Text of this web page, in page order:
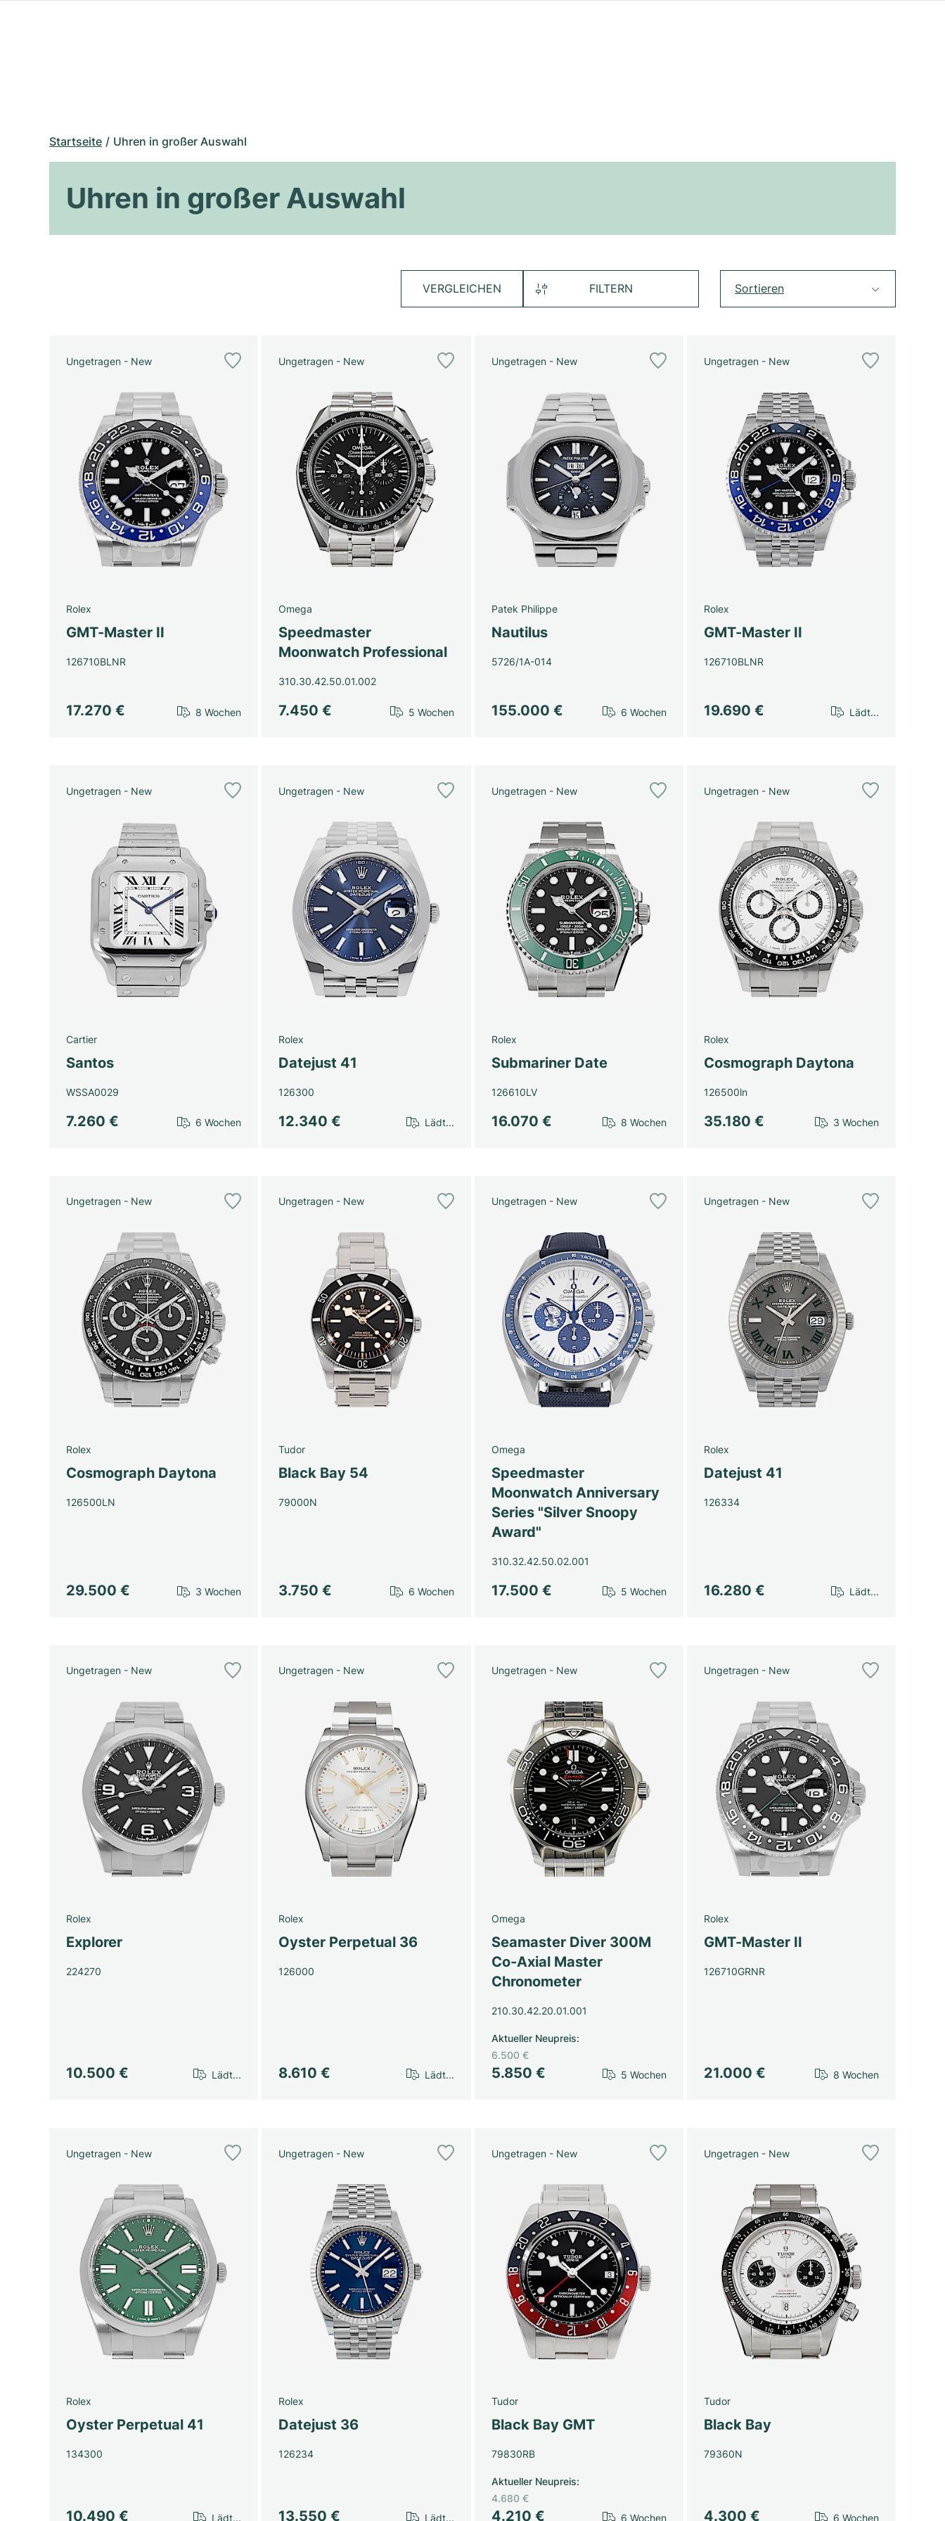
Startseite Uhren in großer Auswahl
Uhren in großer Auswahl
VERGLEICHEN FILTERN Sortieren
Ungetragen - New
Rolex
GMT-Master II
126710BLNR
17.270 € 8 Wochen
Ungetragen - New
Omega
Speedmaster
Moonwatch Professional
310.30.42.50.01.002
7.450 € 5 Wochen
Ungetragen - New
Patek Philippe
Nautilus
5726/1A-014
155.000 € 6 Wochen
Ungetragen - New
Rolex
GMT-Master II
126710BLNR
19.690 € Lädt...
Ungetragen - New
Cartier
Santos
WSSA0029
7.260 € 6 Wochen
Ungetragen - New
Rolex
Datejust 41
126300
12.340 € Lädt...
Ungetragen - New
Rolex
Submariner Date
126610LV
16.070 € 8 Wochen
Ungetragen - New
Rolex
Cosmograph Daytona
126500ln
35.180 € 3 Wochen
Ungetragen - New
Rolex
Cosmograph Daytona
126500LN
29.500 € 3 Wochen
Ungetragen - New
Tudor
Black Bay 54
79000N
3.750 € 6 Wochen
Ungetragen - New
Omega
Speedmaster
Moonwatch Anniversary
Series "Silver Snoopy
Award"
310.32.42.50.02.001
17.500 € 5 Wochen
Ungetragen - New
Rolex
Datejust 41
126334
16.280 € Lädt...
Ungetragen - New
Rolex
Explorer
224270
10.500 € Lädt...
Ungetragen - New
Rolex
Oyster Perpetual 36
126000
8.610 € Lädt...
Ungetragen - New
Omega
Seamaster Diver 300M
Co-Axial Master
Chronometer
210.30.42.20.01.001
5.850 €
Aktueller Neupreis:
6.500 €
5 Wochen
Ungetragen - New
Rolex
GMT-Master II
126710GRNR
21.000 € 8 Wochen
Ungetragen - New
Rolex
Oyster Perpetual 41
134300
10.490 € Lädt...
Ungetragen - New
Rolex
Datejust 36
126234
13.550 € Lädt...
Ungetragen - New
Tudor
Black Bay GMT
79830RB
4.210 €
Aktueller Neupreis:
4.680 €
6 Wochen
Ungetragen - New
Tudor
Black Bay
79360N
4.300 € 6 Wochen